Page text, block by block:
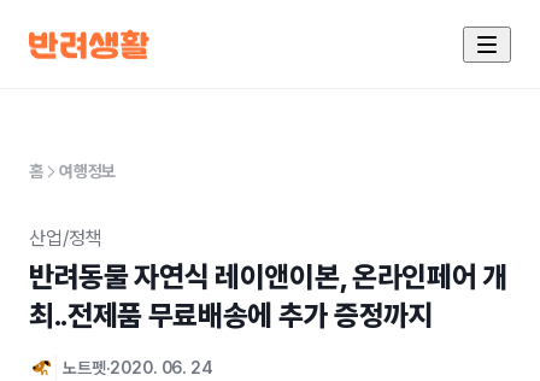
홈 여행정보
산업/정책
반려동물 자연식 레이앤이본, 온라인페어 개
최..전제품 무료배송에 추가 증정까지
노트펫 2020. 06. 24